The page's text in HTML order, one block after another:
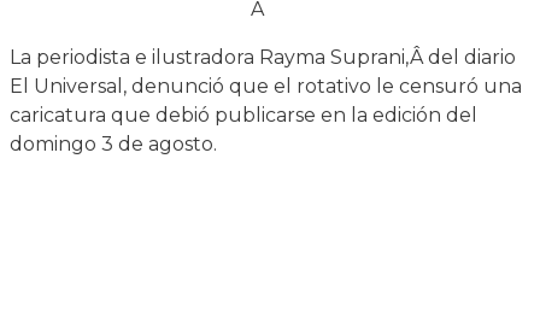
Â
La periodista e ilustradora Rayma Suprani,Â del diario
El Universal, denunció que el rotativo le censuró una
caricatura que debió publicarse en la edición del
domingo 3 de agosto.